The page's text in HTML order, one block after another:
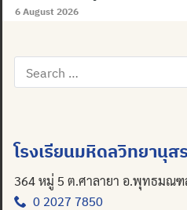
6 August 2026
Search
for:
โรงเรียนมหิดลวิทยานุ
364 หมู่ 5 ต.ศาลายา อ.พุทธมณ
0 2027 7850